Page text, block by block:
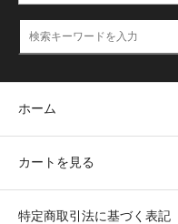
ホーム
カートを見る
特定商取引法に基づく表記